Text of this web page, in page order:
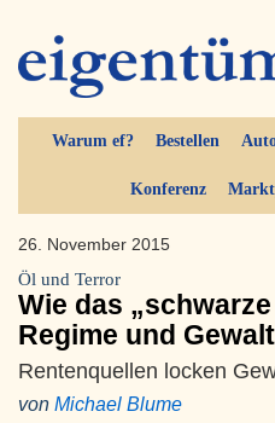
Warum ef? Bestellen
Konferenz
26. November 2015
Öl und Terror
Wie das
Regime und
Rentenquellen locken
von Michael Blume